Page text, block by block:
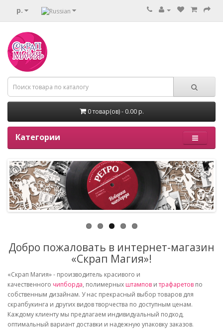
р.
0 товар(ов) - 0.00 р.
Категории
Добро пожаловать в интернет-магазин
«Скрап Магия»!
«Скрап Магия» - производитель красивого и
качественного чипборда, полимерных штампов итрафаретов по
собственным дизайнам. У нас прекрасный выбор товаров для
скрапбукинга и других видов творчества по доступным ценам.
Каждому клиенту мы предлагаем индивидуальный подход,
оптимальный вариант доставки и надежную упаковку заказов.